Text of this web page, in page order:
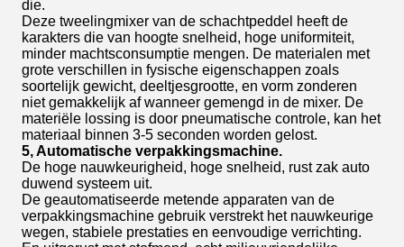
die.
Deze tweelingmixer van de schachtpeddel heeft de
karakters die van hoogte snelheid, hoge uniformiteit,
minder machtsconsumptie mengen. De materialen met
grote verschillen in fysische eigenschappen zoals
soortelijk gewicht, deeltjesgrootte, en vorm zonderen
niet gemakkelijk af wanneer gemengd in de mixer. De
materiële lossing is door pneumatische controle, kan het
materiaal binnen 3-5 seconden worden gelost.
5, Automatische verpakkingsmachine.
De hoge nauwkeurigheid, hoge snelheid, rust zak auto
duwend systeem uit.
De geautomatiseerde metende apparaten van de
verpakkingsmachine gebruik verstrekt het nauwkeurige
wegen, stabiele prestaties en eenvoudige verrichting.